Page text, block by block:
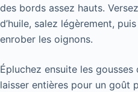
des bords assez hauts.
d’huile, salez légèrement,
enrober les oignons.
Épluchez ensuite les gousses
laisser entières pour un goût